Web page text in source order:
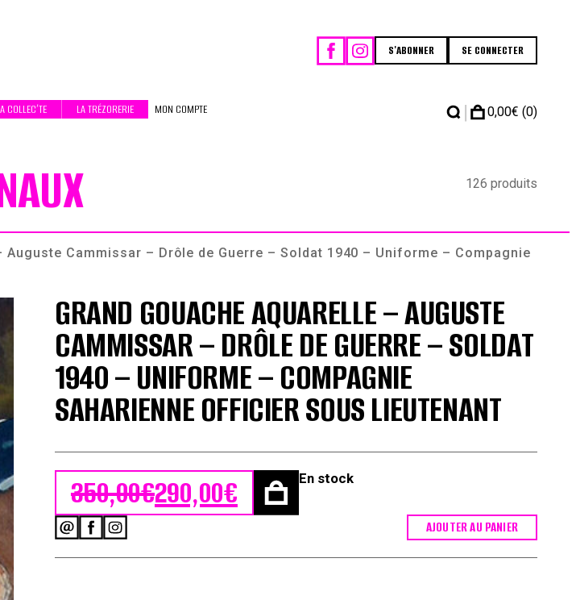
S'ABONNER SE CONNECTER
COLLEC’TE LA TRÉZORERIE MON COMPTE | 0,00€ (0)
126 produits
Auguste Cammissar – Drôle de Guerre – Soldat 1940 – Uniforme – Compagnie
GRAND GOUACHE AQUARELLE – AUGUSTE
CAMMISSAR – DRÔLE DE GUERRE – SOLDAT
1940 – UNIFORME – COMPAGNIE
SAHARIENNE OFFICIER SOUS LIEUTENANT
350,00€
Le prix initial était : 350,00€.
290,00€
Le prix actuel est : 290,00€.
En stock
AJOUTER AU PANIER